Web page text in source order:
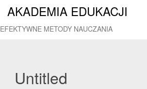
AKADEMIA EDUKACJI
EFEKTYWNE METODY NAUCZANIA
Untitled